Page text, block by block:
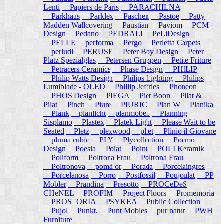
Lenti
Papiers de Paris
PARACHILNA
Parkhaus
Parklex Paschen Pastoe
Patty
Madden Wallcovering
Paustian Paviom
PCM
Design
Pedano PEDRALI
PeLiDesign
PELLE
performa Pergo
Perletta Carpets
perludi
PERUSE Peter Boy Design
Peter
Platz Spezialglas
Petersen Gruppen
Petite Friture
Petracers Ceramics
Phase Design
PHILIP
Philip Watts Design
Philips Lighting
Philips
Lumiblade - OLED
Phillip Jeffries
Phoneon
PHOS Design
PIEGA Piet Boon
Pilat &
Pilat
Pinch Piure PIURIC Plan W
Planika
Plank
planlicht planmobel. Planning
Sisplamo
Plastex Platek Light
Please Wait to be
Seated
Pletz plexwood pliet
Plinio il Giovane
pluma cubic
PLY Plycollection
Poemo
Design
Poesia Poiat Point
POLI Keramik
Poliform
Poltrona Frau
Poltrona Frau
Poltronova
pomd or Porada
Porcelaingres
Porcelanosa
Porro Postfossil Poujoulat
PP
Mobler
Prandina Presotto
PROCeDeS
CHeNEL
PROFIM Project Floors
Promemoria
PROSTORIA
PSYKEA
Public Collection
Pujol
Punkt. Punt Mobles pur natur
PWH
Furniture